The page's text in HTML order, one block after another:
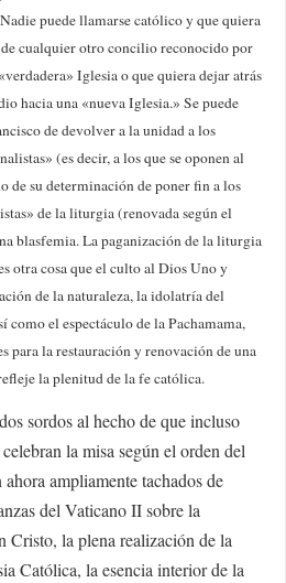
puede llamarse católico y que quiera
cualquier otro concilio reconocido por
Iglesia o que quiera dejar atrás
hacia una «nueva Iglesia.» Se puede
de devolver a la unidad a los
(es decir, a los que se oponen al
de su determinación de poner fin a los
de la liturgia (renovada según el
blasfemia. La paganización de la liturgia
otra cosa que el culto al Dios Uno y
de la naturaleza, la idolatría del
el espectáculo de la Pachamama,
para la restauración y renovación de una
la plenitud de la fe católica.
sordos al hecho de que incluso
la misa según el orden del
ampliamente tachados de
del Vaticano II sobre la
Cristo, la plena realización de la
Católica, la esencia interior de la